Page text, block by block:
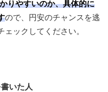
りやすいのか、具体的に
ので、円安のチャンスを逃
ェックしてください。
いた人